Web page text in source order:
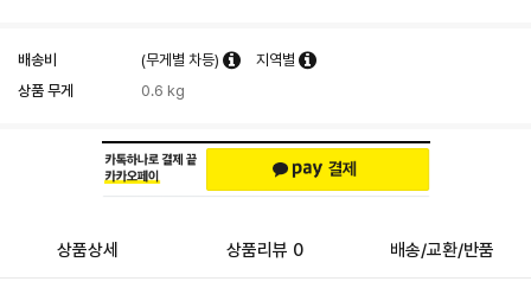
배송비 (무게별 차등)
지역별
상품 무게
0.6 kg
상품상세 상품리뷰 0 배송/교환/반품